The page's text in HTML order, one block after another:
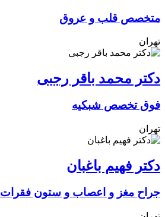
متخصص قلب و عروق
تهران
دکتر محمد باقر رجبی
فوق تخصص شبکیه
تهران
دکتر فهیم باغبان
جراح مغز و اعصاب و ستون فقرات